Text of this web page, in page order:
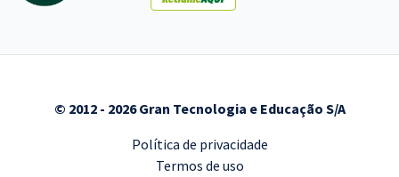
© 2012 - 2026 Gran Tecnologia e Educação S/A
Política de privacidade
Termos de uso